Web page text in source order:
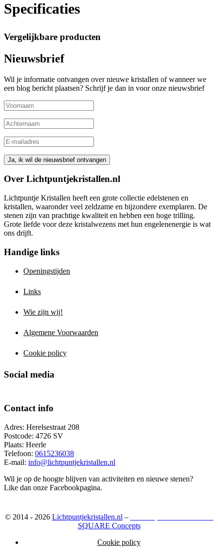
Specificaties
Vergelijkbare producten
Nieuwsbrief
Wil je informatie ontvangen over nieuwe kristallen of wanneer we
een blog bericht plaatsen? Schrijf je dan in voor onze nieuwsbrief
Over Lichtpuntjekristallen.nl
Lichtpuntje Kristallen heeft een grote collectie edelstenen en
kristallen, waaronder veel zeldzame en bijzondere exemplaren. De
stenen zijn van prachtige kwaliteit en hebben een hoge trilling.
Grote liefde voor deze kristalwezens met hun engelenenergie is wat
ons drijft.
Handige links
Openingstijden
Links
Wie zijn wij!
Algemene Voorwaarden
Cookie policy
Social media
Contact info
Adres: Herelsestraat 208
Postcode: 4726 SV
Plaats: Heerle
Telefoon: 0615236038
E-mail: info@lichtpuntjekristallen.nl
Wil je op de hoogte blijven van activiteiten en nieuwe stenen?
Like dan onze Facebookpagina.
© 2014 - 2026 Lichtpuntjekristallen.nl –
SQUARE Concepts
Cookie policy